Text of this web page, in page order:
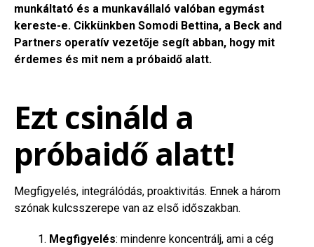
munkáltató és a munkavállaló valóban egymást
kereste-e. Cikkünkben Somodi Bettina, a Beck and
Partners operatív vezetője segít abban, hogy mit
érdemes és mit nem a próbaidő alatt.
Ezt csináld a
próbaidő alatt!
Megfigyelés, integrálódás, proaktivitás. Ennek a három
szónak kulcsszerepe van az első időszakban.
Megfigyelés: mindenre koncentrálj, ami a cég